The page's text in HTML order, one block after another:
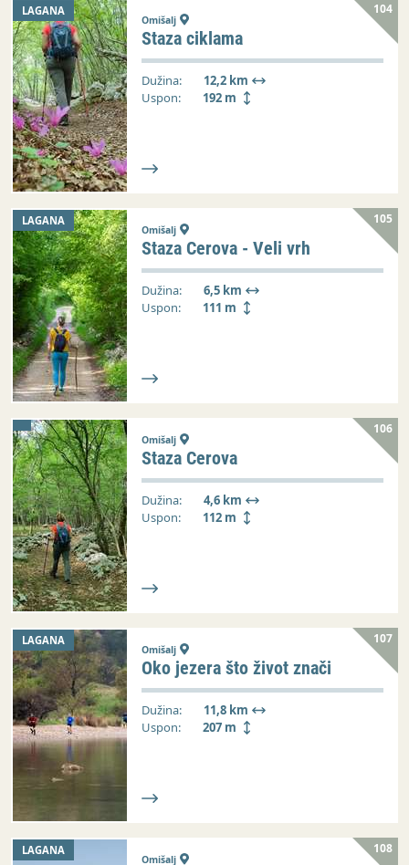
LAGANA 104
Omišalj
Staza ciklama
Dužina:
12,2 km
Uspon:
192 m
LAGANA 105
Omišalj
Staza Cerova - Veli vrh
Dužina:
6,5 km
Uspon:
111 m
106
Omišalj
Staza Cerova
Dužina:
4,6 km
Uspon:
112 m
LAGANA 107
Omišalj
Oko jezera što život znači
Dužina:
11,8 km
Uspon:
207 m
LAGANA 108
Omišalj